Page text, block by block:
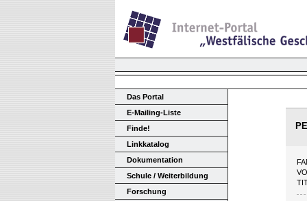
Das Portal
E-Mailing-Liste
Finde!
Linkkatalog
Dokumentation
Schule / Weiterbildung
Forschung